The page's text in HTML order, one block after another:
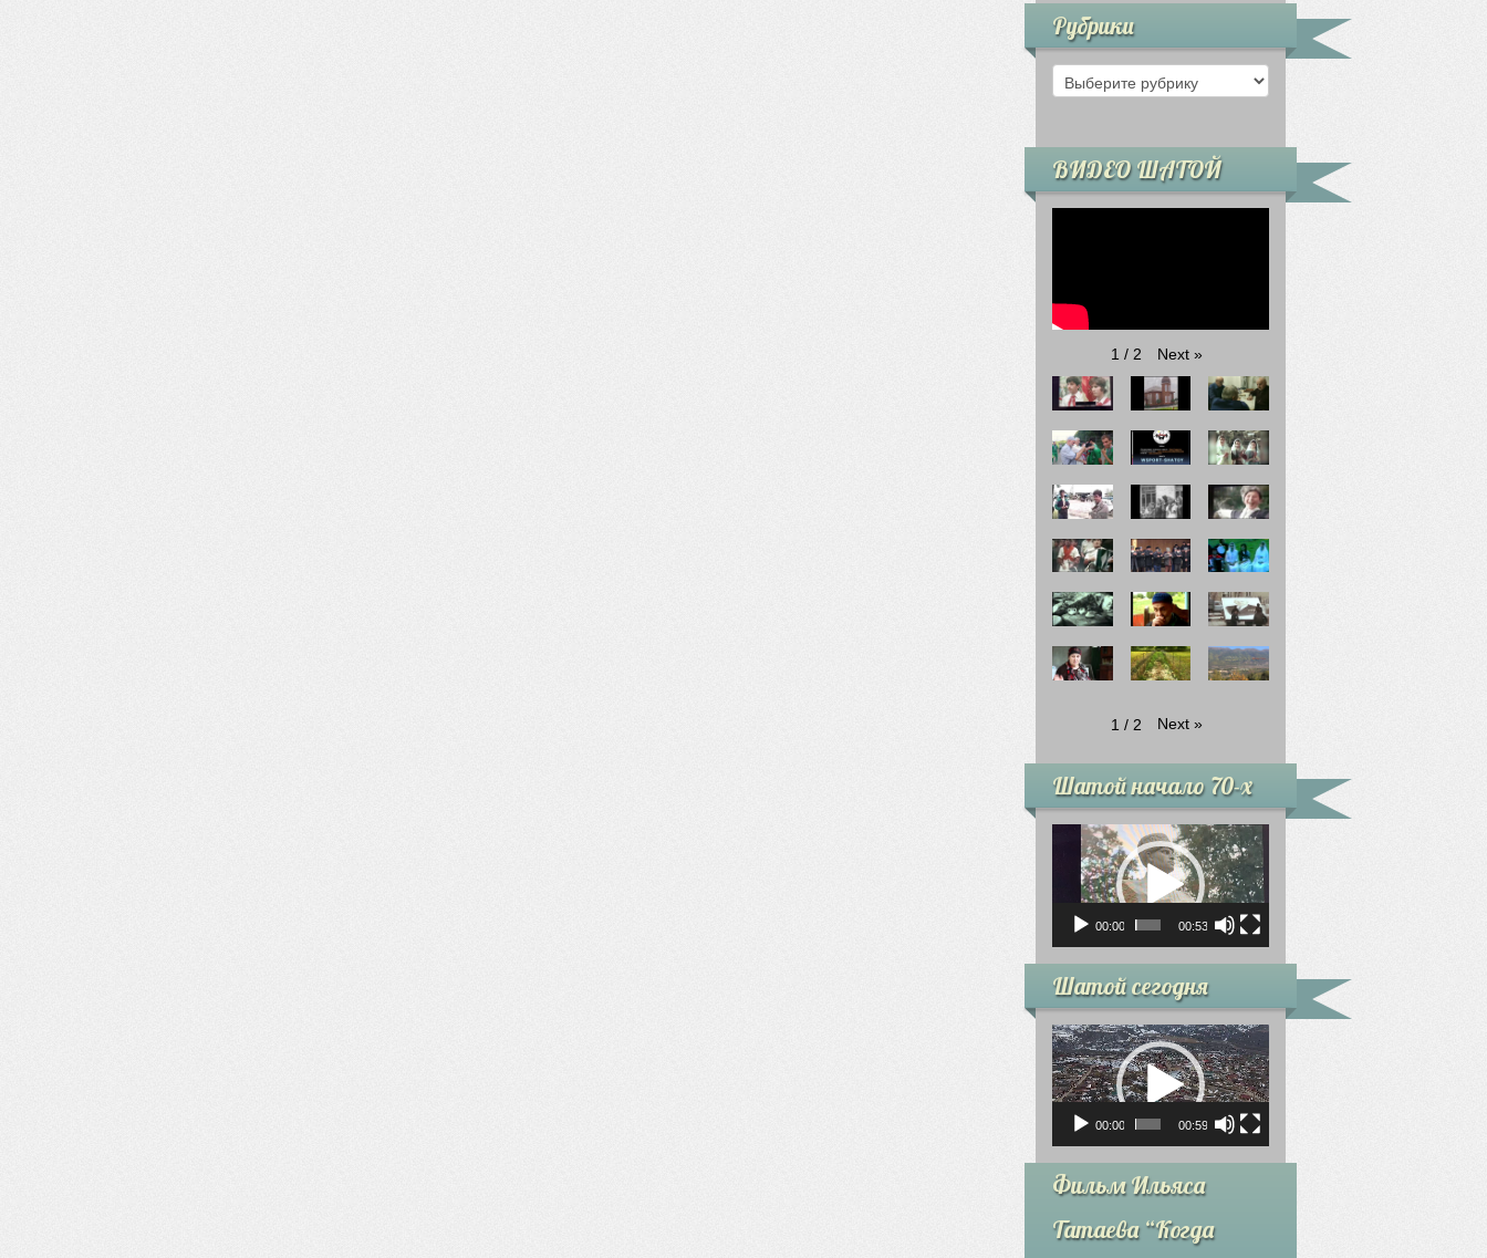
Рубрики
Рубрики
ВИДЕО ШАТОЙ
1 / 2 Next »
1 / 2 Next »
Шатой начало 70-х
Видеоплеер
00:00 00:53
Шатой сегодня
Видеоплеер
00:00 00:59
Фильм Ильяса
Татаева “Когда